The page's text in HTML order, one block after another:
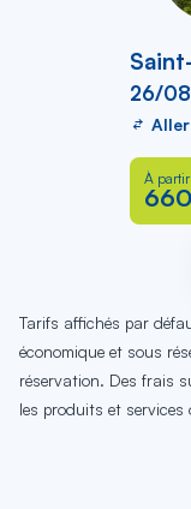
26/
À
Tarifs affichés par
économique et sous
réservation. Des frais
les produits et services